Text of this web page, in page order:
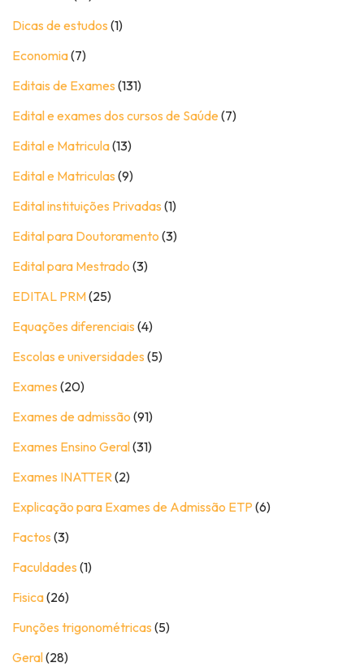
Dicas de estudos (1)
Economia(7)
Editais de Exames (131)
Edital e exames dos cursos de Saúde (7)
Edital e Matricula(13)
Edital e Matriculas (9)
Edital instituições Privadas (1)
Edital para Doutoramento (3)
Edital para Mestrado (3)
EDITAL PRM(25)
Equações diferenciais (4)
Escolas e universidades (5)
Exames (20)
Exames de admissão (91)
Exames Ensino Geral(31)
Exames INATTER(2)
Explicação para Exames de Admissão ETP (6)
Factos (3)
Faculdades (1)
Fisica(26)
Funções trigonométricas (5)
Geral(28)